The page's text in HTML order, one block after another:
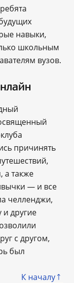
навыки,
школьным
вузов.
причинять
а также
— и все
челленджи,
и другие
с другом,
был
К началу